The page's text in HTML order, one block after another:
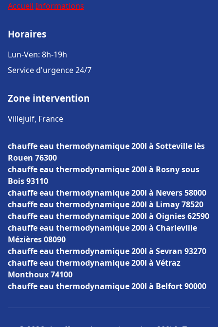
Accueil Informations
Horaires
Lun-Ven: 8h-19h
Service d'urgence 24/7
Zone intervention
Villejuif, France
chauffe eau thermodynamique 200l à Sotteville lès
Rouen 76300
chauffe eau thermodynamique 200l à Rosny sous
Bois 93110
chauffe eau thermodynamique 200l à Nevers 58000
chauffe eau thermodynamique 200l à Limay 78520
chauffe eau thermodynamique 200l à Oignies 62590
chauffe eau thermodynamique 200l à Charleville
Mézières 08090
chauffe eau thermodynamique 200l à Sevran 93270
chauffe eau thermodynamique 200l à Vétraz
Monthoux 74100
chauffe eau thermodynamique 200l à Belfort 90000